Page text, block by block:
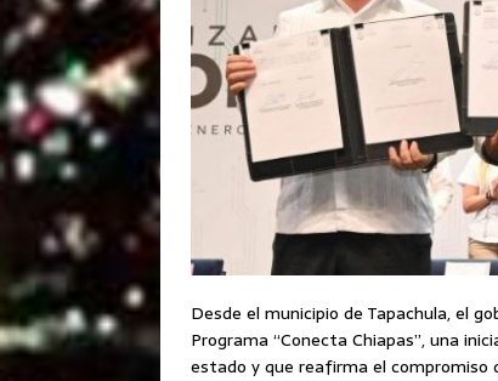
Desde el municipio de Tapachula, el
Programa “Conecta Chiapas”, una
estado y que reafirma el compromiso